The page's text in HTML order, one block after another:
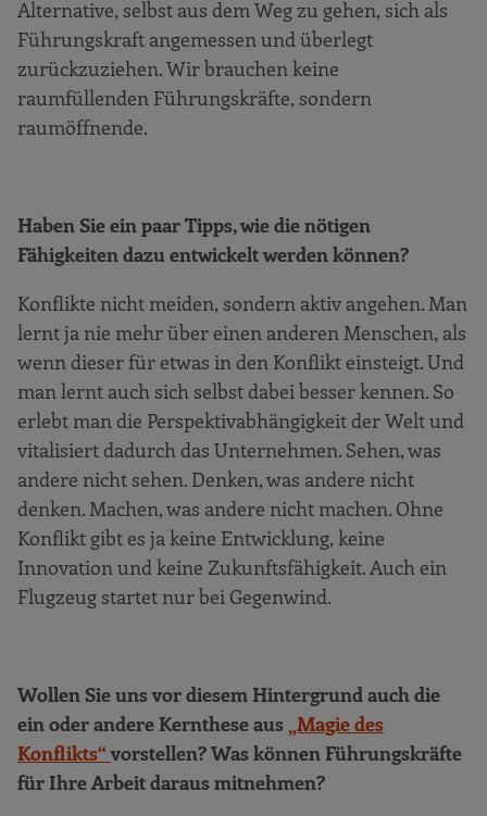
Alternative, selbst aus dem Weg zu gehen, sich als
Führungskraft angemessen und überlegt
zurückzuziehen. Wir brauchen keine
raumfüllenden Führungskräfte, sondern
raumöffnende.
Haben Sie ein paar Tipps, wie die nötigen
Fähigkeiten dazu entwickelt werden können?
Konflikte nicht meiden, sondern aktiv angehen. Man
lernt ja nie mehr über einen anderen Menschen, als
wenn dieser für etwas in den Konflikt einsteigt. Und
man lernt auch sich selbst dabei besser kennen. So
erlebt man die Perspektivabhängigkeit der Welt und
vitalisiert dadurch das Unternehmen. Sehen, was
andere nicht sehen. Denken, was andere nicht
denken. Machen, was andere nicht machen. Ohne
Konflikt gibt es ja keine Entwicklung, keine
Innovation und keine Zukunftsfähigkeit. Auch ein
Flugzeug startet nur bei Gegenwind.
Wollen Sie uns vor diesem Hintergrund auch die
ein oder andere Kernthese aus „Magie des
Konflikts“vorstellen? Was können Führungskräfte
für Ihre Arbeit daraus mitnehmen?